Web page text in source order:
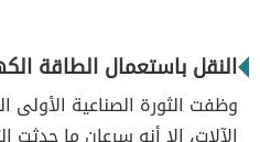
النقل باستعمال الطاقة
وظفت الثورة الصناعية الأولى